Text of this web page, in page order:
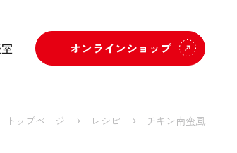
オンラインショップ
トップページ レシピ チキン南蛮風